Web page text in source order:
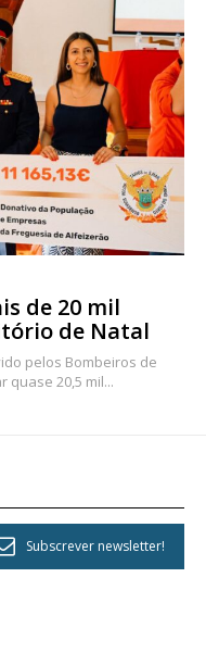
de 20 mil
de Natal
pelos Bombeiros de
quase 20,5 mil...
Subscrever newsletter!